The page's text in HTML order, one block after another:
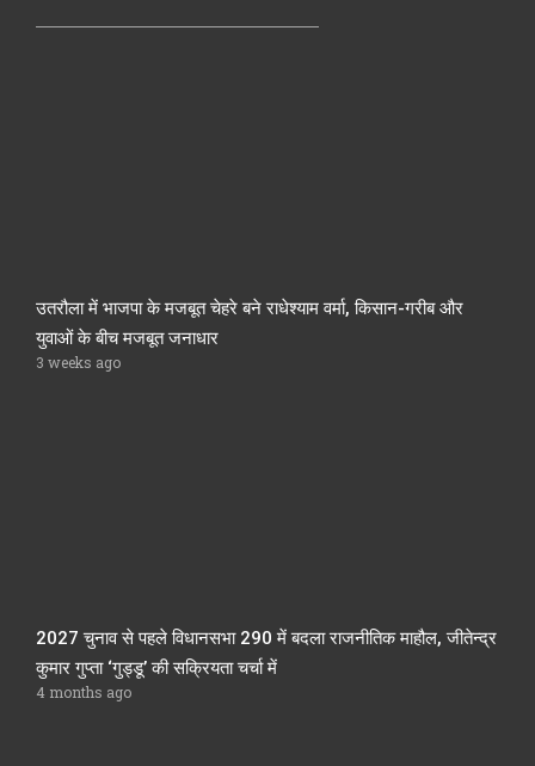
उतरौला में भाजपा के मजबूत चेहरे बने राधेश्याम वर्मा, किसान-गरीब और
युवाओं के बीच मजबूत जनाधार
3 weeks ago
2027 चुनाव से पहले विधानसभा 290 में बदला राजनीतिक माहौल, जीतेन्द्र
कुमार गुप्ता ‘गुड्डू’ की सक्रियता चर्चा में
4 months ago